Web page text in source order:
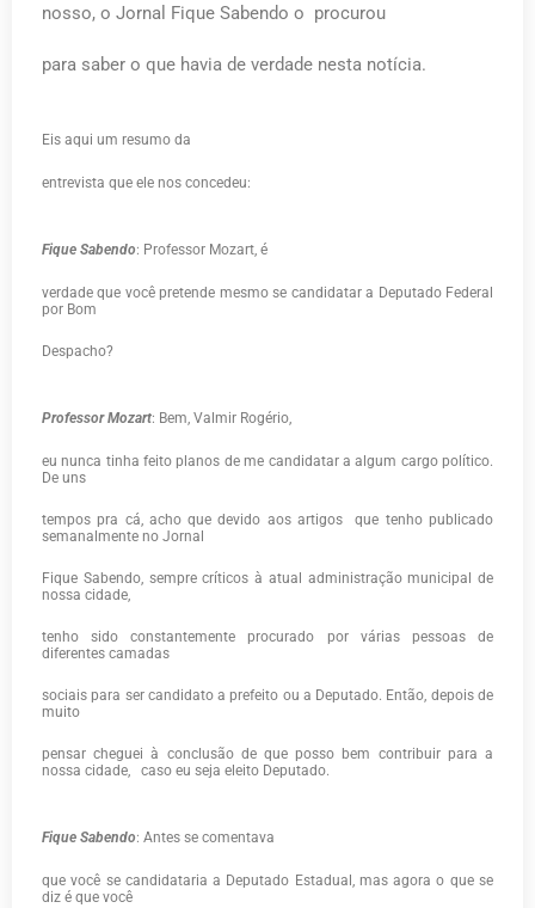
nosso, o Jornal Fique Sabendo o procurou
para saber o que havia de verdade nesta notícia.
Eis aqui um resumo da
entrevista que ele nos concedeu:
Fique Sabendo: Professor Mozart, é
verdade que você pretende mesmo se candidatar a Deputado Federal
por Bom
Despacho?
Professor Mozart: Bem, Valmir Rogério,
eu nunca tinha feito planos de me candidatar a algum cargo político.
De uns
tempos pra cá, acho que devido aos artigos
que tenho publicado
semanalmente no Jornal
Fique Sabendo, sempre críticos à atual administração municipal de
nossa cidade,
tenho sido constantemente procurado por várias pessoas de
diferentes camadas
sociais para ser candidato a prefeito ou a Deputado. Então, depois de
muito
pensar cheguei à conclusão de que posso bem contribuir para a
nossa cidade,
caso eu seja eleito Deputado.
Fique Sabendo: Antes se comentava
que você se candidataria a Deputado Estadual, mas agora o que se
diz é que você